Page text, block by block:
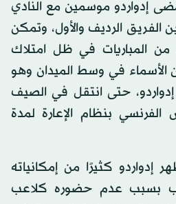
إدواردو موسمين مع النادي
الفريق الرديف والأول، وتمكن
المباريات في ظل امتلاك
الأسماء في وسط الميدان وهو
حتى انتقل في الصيف
بنظام الإعارة لمدة
إدواردو كثيرًا من إمكانياته
بسبب عدم حضوره كلاعب